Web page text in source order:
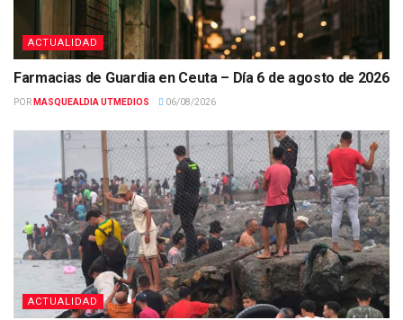
ACTUALIDAD
Farmacias de Guardia en Ceuta – Día 6 de agosto de 2026
POR MASQUEALDIA UTMEDIOS 06/08/2026
ACTUALIDAD